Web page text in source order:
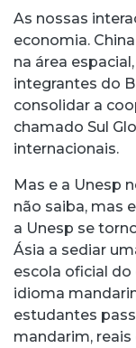
As nossas
economia.
na área
integrantes do
consolidar a
chamado Sul
internacionais.
Mas e a Unesp
não saiba, mas
a Unesp se
Ásia a sediar
escola oficial do
idioma
estudantes
mandarim,